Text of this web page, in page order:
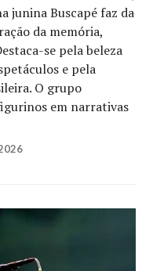
junina Buscapé faz da
da memória,
se pela beleza
e pela
O grupo
em narrativas
a quadrilha junina